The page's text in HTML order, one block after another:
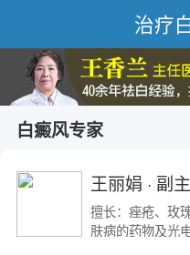
治疗
白癜风专家
王丽娟 · 副主
擅长：痤疮、玫
肤病的药物及光